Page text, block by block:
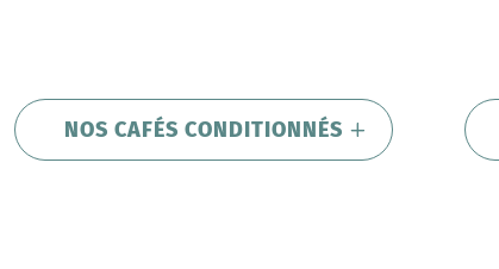
NOS CAFÉS CONDITIONNÉS